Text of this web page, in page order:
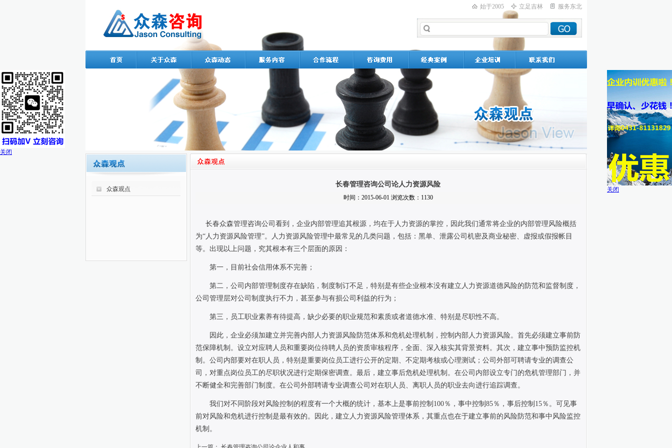
始于2005 立足吉林 服务东北
众森观点
长春管理咨询公司论人力资源风险
时间：2015-06-01 浏览次数：1130
长春众森管理咨询公司看到，企业内部管理追其根源，均在于人力资源的掌控，因此我们通常将企业的内部管理风险概括
为“人力资源风险管理”。人力资源风险管理中最常见的几类问题，包括：黑单、泄露公司机密及商业秘密、虚报或假报帐目
等。出现以上问题，究其根本有三个层面的原因：
第一，目前社会信用体系不完善；
第二，公司内部管理制度存在缺陷，制度制订不足，特别是有些企业根本没有建立人力资源道德风险的防范和监督制度，
公司管理层对公司制度执行不力，甚至参与有损公司利益的行为；
第三，员工职业素养有待提高，缺少必要的职业规范和素质或者道德水准、特别是尽职性不高。
因此，企业必须加建立并完善内部人力资源风险防范体系和危机处理机制，控制内部人力资源风险。首先必须建立事前防
范保障机制。设立对应聘人员和重要岗位待聘人员的资质审核程序，全面、深入核实其背景资料。其次，建立事中预防监控机
制。公司内部要对在职人员，特别是重要岗位员工进行公开的定期、不定期考核或心理测试；公司外部可聘请专业的调查公
司，对重点岗位员工的尽职状况进行定期保密调查。最后，建立事后危机处理机制。在公司内部设立专门的危机管理部门，并
不断健全和完善部门制度。在公司外部聘请专业调查公司对在职人员、离职人员的职业去向进行追踪调查。
我们对不同阶段对风险控制的程度有一个大概的统计，基本上是事前控制 100％，事中控制85％，事后控制 15％。可见事
前对风险和危机进行控制是最有效的。因此，建立人力资源风险管理体系，其重点也在于建立事前的风险防范和事中风险监控
机制。
关闭
关闭